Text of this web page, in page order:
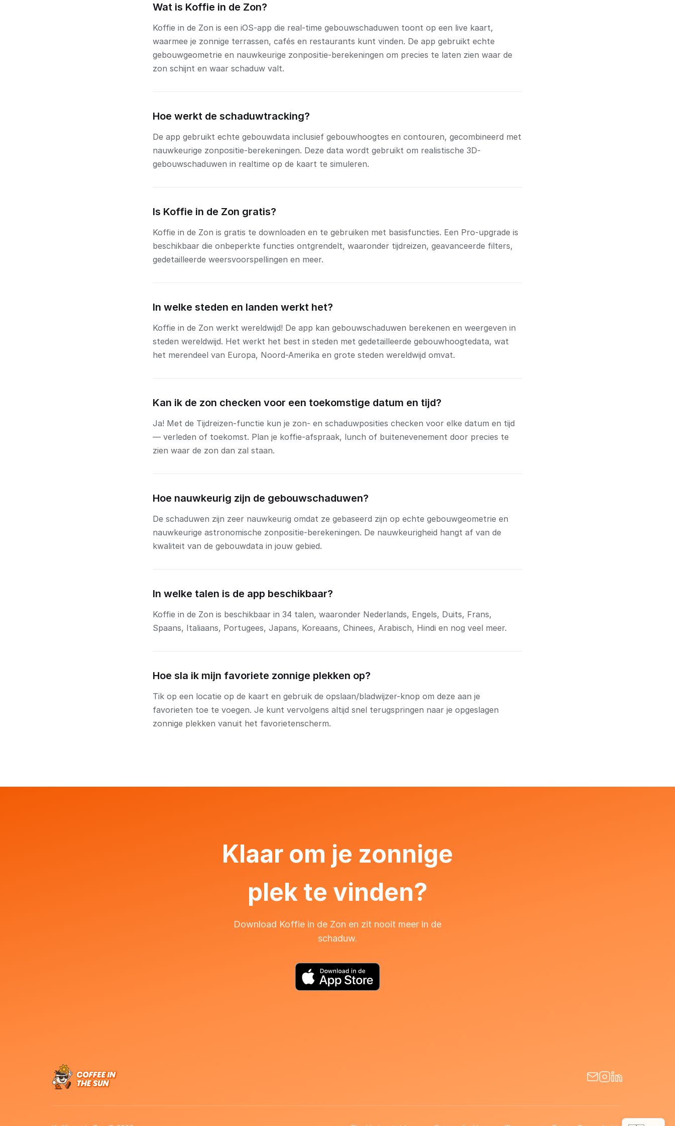
Wat is Koffie in de Zon?
Koffie in de Zon is een iOS-app die real-time gebouwschaduwen toont op een live kaart,
waarmee je zonnige terrassen, cafés en restaurants kunt vinden. De app gebruikt echte
gebouwgeometrie en nauwkeurige zonpositie-berekeningen om precies te laten zien waar de
zon schijnt en waar schaduw valt.
Hoe werkt de schaduwtracking?
De app gebruikt echte gebouwdata inclusief gebouwhoogtes en contouren, gecombineerd met
nauwkeurige zonpositie-berekeningen. Deze data wordt gebruikt om realistische 3D-
gebouwschaduwen in realtime op de kaart te simuleren.
Is Koffie in de Zon gratis?
Koffie in de Zon is gratis te downloaden en te gebruiken met basisfuncties. Een Pro-upgrade is
beschikbaar die onbeperkte functies ontgrendelt, waaronder tijdreizen, geavanceerde filters,
gedetailleerde weersvoorspellingen en meer.
In welke steden en landen werkt het?
Koffie in de Zon werkt wereldwijd! De app kan gebouwschaduwen berekenen en weergeven in
steden wereldwijd. Het werkt het best in steden met gedetailleerde gebouwhoogtedata, wat
het merendeel van Europa, Noord-Amerika en grote steden wereldwijd omvat.
Kan ik de zon checken voor een toekomstige datum en tijd?
Ja! Met de Tijdreizen-functie kun je zon- en schaduwposities checken voor elke datum en tijd
— verleden of toekomst. Plan je koffie-afspraak, lunch of buitenevenement door precies te
zien waar de zon dan zal staan.
Hoe nauwkeurig zijn de gebouwschaduwen?
De schaduwen zijn zeer nauwkeurig omdat ze gebaseerd zijn op echte gebouwgeometrie en
nauwkeurige astronomische zonpositie-berekeningen. De nauwkeurigheid hangt af van de
kwaliteit van de gebouwdata in jouw gebied.
In welke talen is de app beschikbaar?
Koffie in de Zon is beschikbaar in 34 talen, waaronder Nederlands, Engels, Duits, Frans,
Spaans, Italiaans, Portugees, Japans, Koreaans, Chinees, Arabisch, Hindi en nog veel meer.
Hoe sla ik mijn favoriete zonnige plekken op?
Tik op een locatie op de kaart en gebruik de opslaan/bladwijzer-knop om deze aan je
favorieten toe te voegen. Je kunt vervolgens altijd snel terugspringen naar je opgeslagen
zonnige plekken vanuit het favorietenscherm.
Klaar om je zonnige
plek te vinden?
Download Koffie in de Zon en zit nooit meer in de
schaduw.